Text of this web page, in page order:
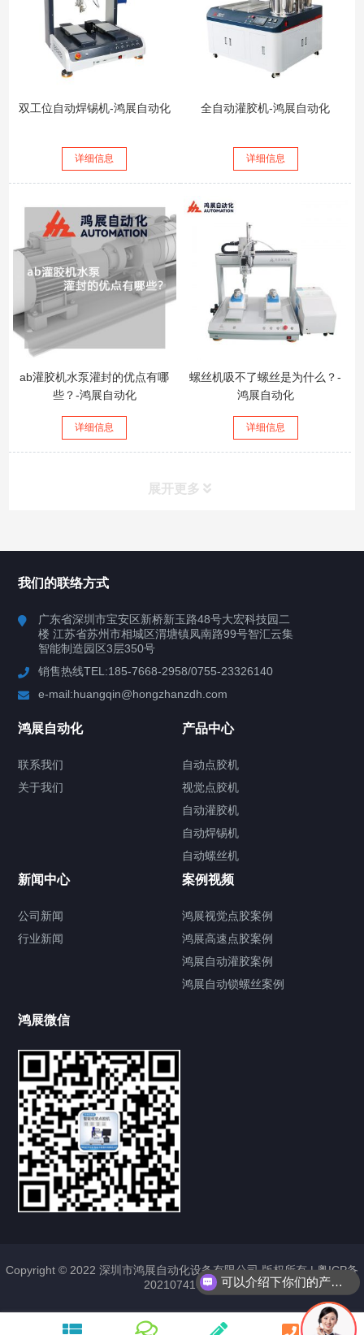
双工位自动焊锡机-鸿展自动化
详细信息
全自动灌胶机-鸿展自动化
详细信息
ab灌胶机水泵灌封的优点有哪
些？-鸿展自动化
详细信息
螺丝机吸不了螺丝是为什么？-
鸿展自动化
详细信息
展开更多
案例视频
联系我们
关于我们
提交您的需求，获取产品资料与报价
亦可拨打我们的24小时服务咨询热线
185-7668-2958
我们的联络方式
广东省深圳市宝安区新桥新玉路48号大宏科技园二
楼 江苏省苏州市相城区渭塘镇凤南路99号智汇云集
智能制造园区3层350号
销售热线TEL:185-7668-2958/0755-23326140
e-mail:huangqin@hongzhanzdh.com
鸿展自动化
联系我们
关于我们
产品中心
自动点胶机
视觉点胶机
自动灌胶机
自动焊锡机
自动螺丝机
新闻中心
公司新闻
行业新闻
案例视频
鸿展视觉点胶案例
鸿展高速点胶案例
鸿展自动灌胶案例
鸿展自动锁螺丝案例
鸿展微信
Copyright © 2022 深圳市鸿展自动化设备有限公司 版权所有 |粤ICP备
2021074163号
你们是怎么收费的呢？